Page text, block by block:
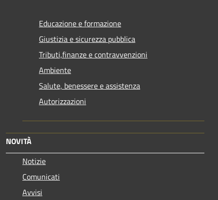
Educazione e formazione
Giustizia e sicurezza pubblica
Tributi,finanze e contravvenzioni
Ambiente
Salute, benessere e assistenza
Autorizzazioni
NOVITÀ
Notizie
Comunicati
Avvisi